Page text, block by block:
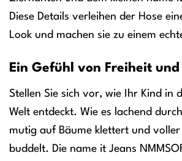
Diese Details verleihen der Hose
Look und machen sie zu einem
Ein Gefühl von Freiheit
Stellen Sie sich vor, wie Ihr Kind in
Welt entdeckt. Wie es lachend
mutig auf Bäume klettert und voller
buddelt. Die name it Jeans